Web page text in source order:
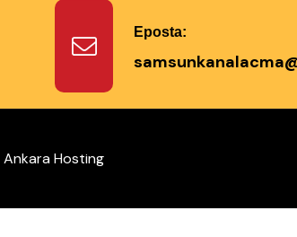
Eposta:
Ankara Hosting